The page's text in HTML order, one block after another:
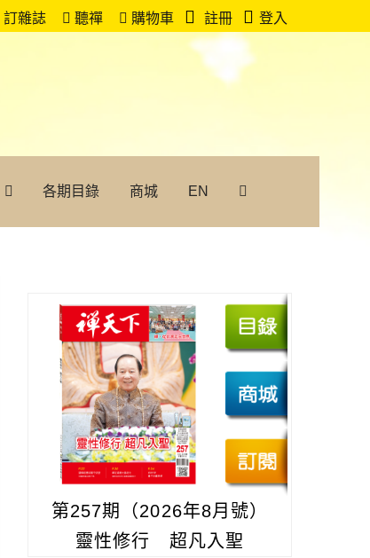
訂雜誌 聽禪 購物車 註冊 登入
各期目錄 商城 EN
第257期（2026年8月號）
靈性修行 超凡入聖